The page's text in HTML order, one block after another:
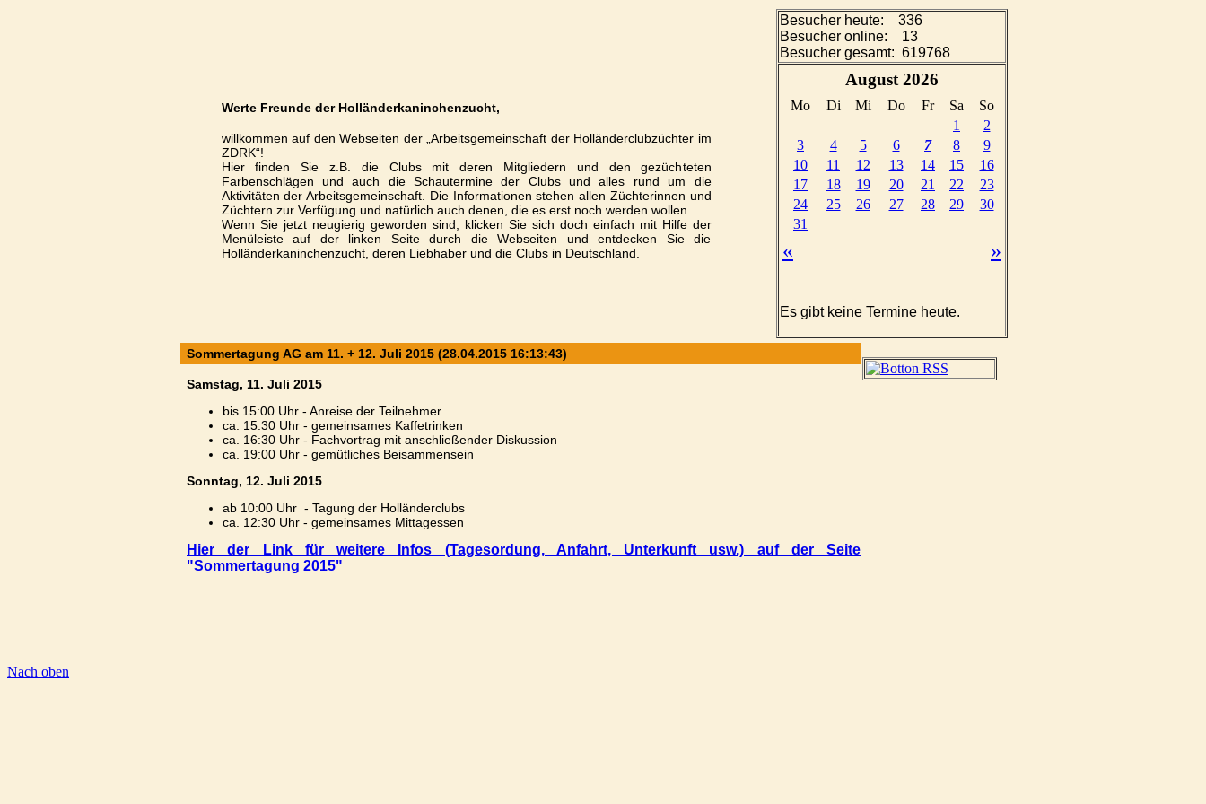
Werte Freunde der Holländerkaninchenzucht,
willkommen auf den Webseiten der „Arbeitsgemeinschaft der Holländerclubzüchter im
ZDRK“!
Hier finden Sie z.B. die Clubs mit deren Mitgliedern und den gezüchteten
Farbenschlägen und auch die Schautermine der Clubsund alles rund um die
Aktivitäten der Arbeitsgemeinschaft. Die Informationen stehen allen Züchterinnen und
Züchtern zur Verfügung und natürlich auch denen, die es erst noch werden wollen.
Wenn Sie jetzt neugierig geworden sind, klicken Sie sich doch einfach mit Hilfe der
Menüleiste auf der linken Seite durch die Webseiten und entdecken Sie die
Holländerkaninchenzucht, deren Liebhaber und die Clubs in Deutschland.
Besucher heute: 336
Besucher online: 13
Besucher gesamt: 619768
Es gibt keine Termine heute.
Sommertagung AG am 11. + 12. Juli 2015 (28.04.2015 16:13:43)
Samstag, 11. Juli 2015
bis 15:00 Uhr - Anreise der Teilnehmer
ca. 15:30 Uhr - gemeinsames Kaffetrinken
ca. 16:30 Uhr - Fachvortrag mit anschließender Diskussion
ca. 19:00 Uhr - gemütliches Beisammensein
Sonntag, 12. Juli 2015
ab 10:00 Uhr - Tagung der Holländerclubs
ca. 12:30 Uhr - gemeinsames Mittagessen
Hier der Link für weitere Infos (Tagesordung, Anfahrt, Unterkunft usw.) auf der Seite
"Sommertagung 2015"
Nach oben